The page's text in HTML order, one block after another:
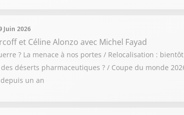
Juin 2026
et Céline Alonzo avec Michel Fayad
? La menace à nos portes / Relocalisation :
déserts pharmaceutiques ? / Coupe du monde
un an